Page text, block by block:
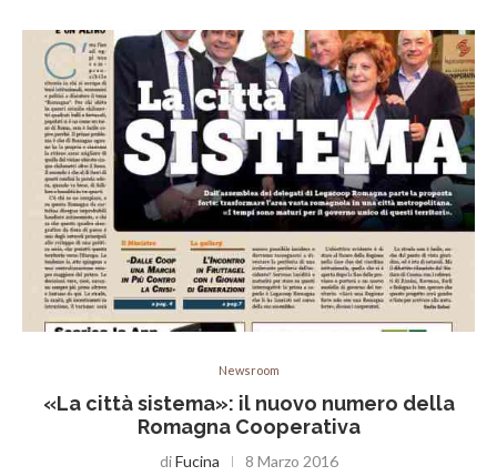
Newsroom
«La città sistema»: il nuovo numero della
Romagna Cooperativa
diFucina 8 Marzo 2016